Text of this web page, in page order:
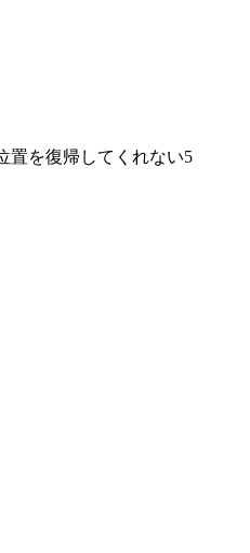
置を復帰してくれない5